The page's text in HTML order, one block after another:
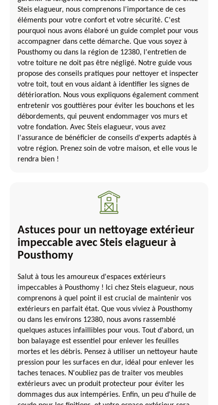
Steis elagueur, nous comprenons l'importance de ces
éléments pour votre confort et votre sécurité. C'est
pourquoi nous avons élaboré un guide complet pour vous
accompagner dans cette démarche. Que vous soyez à
Pousthomy ou dans la région de 12380, l'entretien de
votre toiture ne doit pas être négligé. Notre guide vous
propose des conseils pratiques pour nettoyer et inspecter
votre toit, tout en vous aidant à identifier les signes de
détérioration. Nous vous expliquons également comment
entretenir vos gouttières pour éviter les bouchons et les
débordements, qui peuvent endommager vos murs et
votre fondation. Avec Steis elagueur, vous avez
l'assurance de bénéficier de conseils d'experts adaptés à
votre région. Prenez soin de votre maison, et elle vous le
rendra bien !
Astuces pour un nettoyage extérieur
impeccable avec Steis elagueur à
Pousthomy
Salut à tous les amoureux d'espaces extérieurs
impeccables à Pousthomy ! Ici chez Steis elagueur, nous
comprenons à quel point il est crucial de maintenir vos
extérieurs en parfait état. Que vous viviez à Pousthomy
ou dans les environs 12380, nous avons rassemblé
quelques astuces infaillibles pour vous. Tout d'abord, un
bon balayage est essentiel pour enlever les feuilles
mortes et les débris. Pensez à utiliser un nettoyeur haute
pression pour les surfaces en dur, idéal pour enlever les
taches tenaces. N'oubliez pas de traiter vos meubles
extérieurs avec un produit protecteur pour éviter les
dommages dus aux intempéries. Enfin, un peu d'huile de